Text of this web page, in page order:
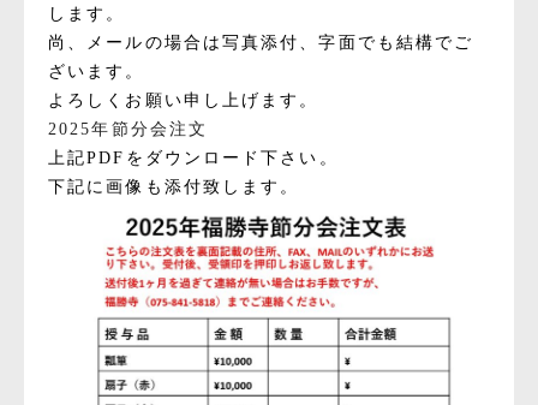
します。
尚、メールの場合は写真添付、字面でも結構でご
ざいます。
よろしくお願い申し上げます。
2025年節分会注文
上記PDFをダウンロード下さい。
下記に画像も添付致します。